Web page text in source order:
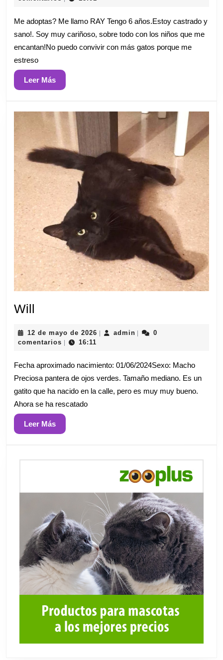
de
2026
Me adoptas? Me llamo RAY Tengo 6 años.Estoy castrado y
sano!. Soy muy cariñoso, sobre todo con los niños que me
encantan!No puedo convivir con más gatos porque me
estreso
Leer MásLeer
Más
Will
12 de mayo de 2026 12
2026
| adminadmin
|
0
comentarios | 16:11
Fecha aproximado nacimiento: 01/06/2024Sexo: Macho
Preciosa pantera de ojos verdes. Tamaño mediano. Es un
gatito que ha nacido en la calle, pero es muy muy bueno.
Ahora se ha rescatado
Leer MásLeer
Más